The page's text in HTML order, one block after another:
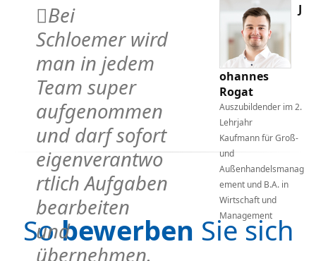
Bei
Schloemer wird
man in jedem
Team super
aufgenommen
und darf sofort
eigenverantwo
rtlich Aufgaben
bearbeiten
und
übernehmen.
J
ohannes
Rogat
Auszubildender im 2.
Lehrjahr
Kaufmann für Groß-
und
Außenhandelsmanag
ement und B.A. in
Wirtschaft und
Management
Sobewerben Sie sich